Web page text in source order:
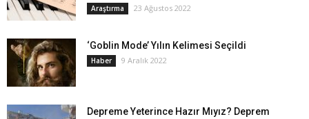
Araştırma 23 Ağustos 2022
‘Goblin Mode’ Yılın Kelimesi Seçildi
Haber 9 Aralık 2022
Depreme Yeterince Hazır Mıyız? Deprem